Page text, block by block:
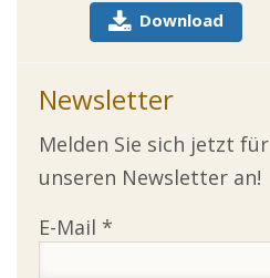
Download
Newsletter
Melden Sie sich jetzt für
unseren Newsletter an!